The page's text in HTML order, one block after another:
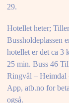
29.
Hotellet heter;
Bussholdeplassen
hotellet er det ca 3
25 min. Buss 46
Ringvål – Heimdal
App, atb.no for
også.